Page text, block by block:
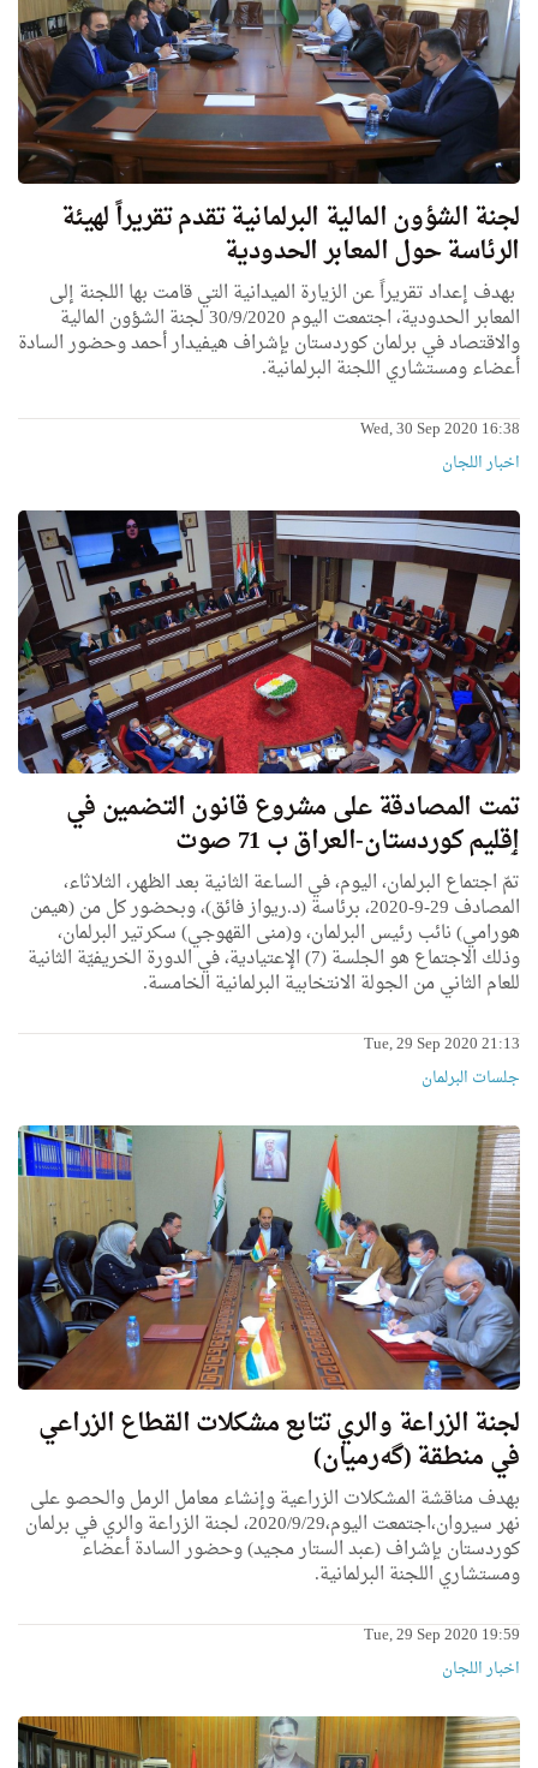
لجنة الشؤون المالية البرلمانية تقدم تقريراً لهيئة
الرئاسة حول المعابر الحدودية
بهدف إعداد تقريراً عن الزيارة الميدانية التي قامت بها اللجنة إلى
المعابر الحدودية، اجتمعت اليوم 30/9/2020 لجنة الشؤون المالية
والاقتصاد في برلمان كوردستان بإشراف هيفيدار أحمد وحضور السادة
أعضاء ومستشاري اللجنة البرلمانية.
Wed, 30 Sep 2020 16:38
اخبار اللجان
تمت المصادقة علی مشروع قانون التضمين في
ٳقليم كوردستان-العراق ب 71 صوت
تمّ اجتماع البرلمان، اليوم، في الساعة الثانية بعد الظهر، الثلاثاء،
المصادف 29-9-2020، برئاسة (د.ريواز فائق)، وبحضور كل من (هيمن
هورامي) نائب رئيس البرلمان، و(منى القهوجي) سكرتير البرلمان،
وذلك الاجتماع هو الجلسة (7) الإعتيادية، في الدورة الخريفيّة الثانية
للعام الثاني من الجولة الانتخابية البرلمانية الخامسة.
Tue, 29 Sep 2020 21:13
جلسات البرلمان
لجنة الزراعة والري تتابع مشكلات القطاع الزراعي
في منطقة (گەرمیان)
بهدف مناقشة المشكلات الزراعية وإنشاء معامل الرمل والحصو على
نهر سيروان،اجتمعت اليوم،2020/9/29، لجنة الزراعة والري في برلمان
كوردستان بإشراف (عبد الستار مجید) وحضور السادة أعضاء
ومستشاري اللجنة البرلمانية.
Tue, 29 Sep 2020 19:59
اخبار اللجان